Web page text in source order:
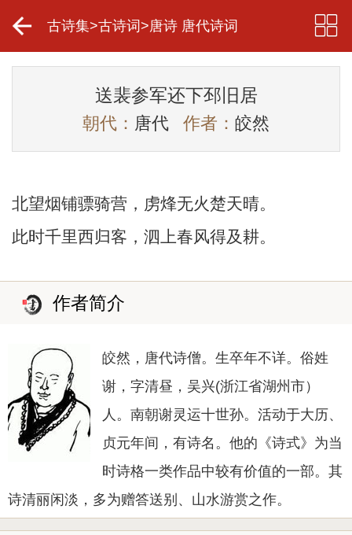
古诗集>古诗词 >唐诗 唐代诗词
送裴参军还下邳旧居
朝代： 唐代 作者： 皎然
北望烟铺骠骑营，虏烽无火楚天晴。
此时千里西归客，泗上春风得及耕。
作者简介
皎然，唐代诗僧。生卒年不详。俗姓
谢，字清昼，吴兴(浙江省湖州市）
人。南朝谢灵运十世孙。活动于大历、
贞元年间，有诗名。他的《诗式》为当
时诗格一类作品中较有价值的一部。其
诗清丽闲淡，多为赠答送别、山水游赏之作。